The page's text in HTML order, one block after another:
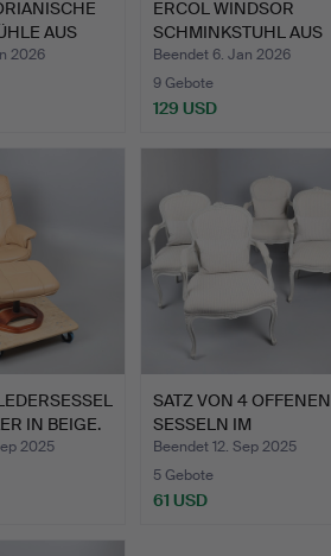
AUS
2026
ERCOL WINDSOR
SCHMINKSTUHL AUS
ULME UND BU…
Beendet 6. Jan 2026
9 Gebote
129 USD
IN BEIGE.
2025
SATZ VON 4 OFFENEN
SESSELN IM
FRANZÖSISCHE…
Beendet 12. Sep 2025
5 Gebote
61 USD